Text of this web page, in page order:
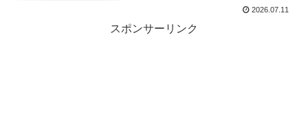
2026.07.11
スポンサーリンク